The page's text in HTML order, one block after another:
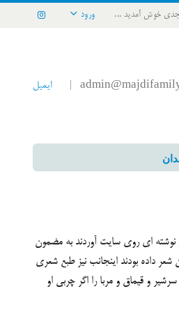
خوش آمدید ... ورود
ایمیل
ای روی سایت آوردند به مضمون
را در مورد این شعر داده بودند اینجانب نیز طبع شعری
و قیماق و مربا را اگر چربی او